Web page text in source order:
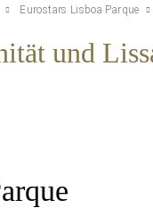
Eurostars Lisboa Parque
und